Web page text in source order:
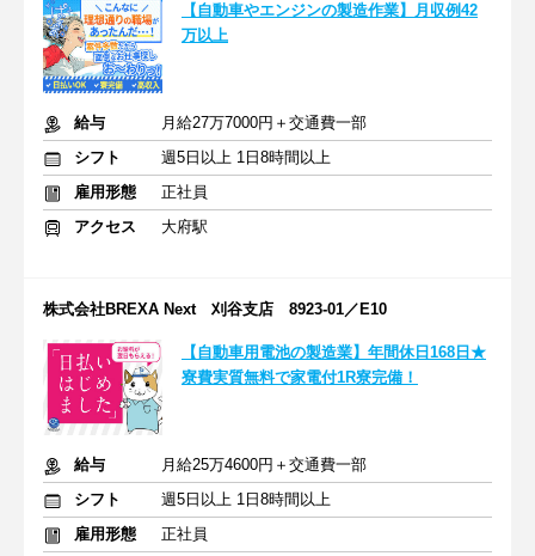
【自動車やエンジンの製造作業】月収例42
万以上
給与
月給27万7000円＋交通費一部
シフト
週5日以上 1日8時間以上
雇用形態
正社員
アクセス
大府駅
株式会社BREXA Next 刈谷支店 8923-01／E10
【自動車用電池の製造業】年間休日168日★
寮費実質無料で家電付1R寮完備！
給与
月給25万4600円＋交通費一部
シフト
週5日以上 1日8時間以上
雇用形態
正社員